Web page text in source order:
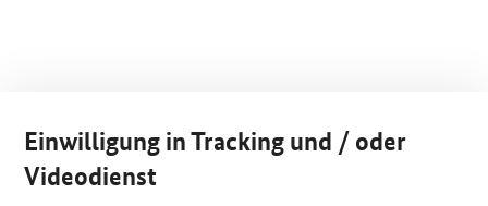
Einwilligung in Tracking und / oder
Videodienst